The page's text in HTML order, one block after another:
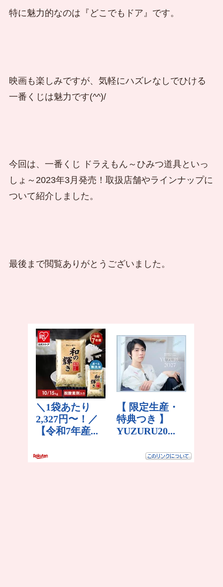
特に魅力的なのは『どこでもドア』です。
映画も楽しみですが、気軽にハズレなしでひける
一番くじは魅力です(^^)/
今回は、一番くじ ドラえもん～ひみつ道具といっ
しょ～2023年3月発売！取扱店舗やラインナップに
ついて紹介しました。
最後まで閲覧ありがとうございました。